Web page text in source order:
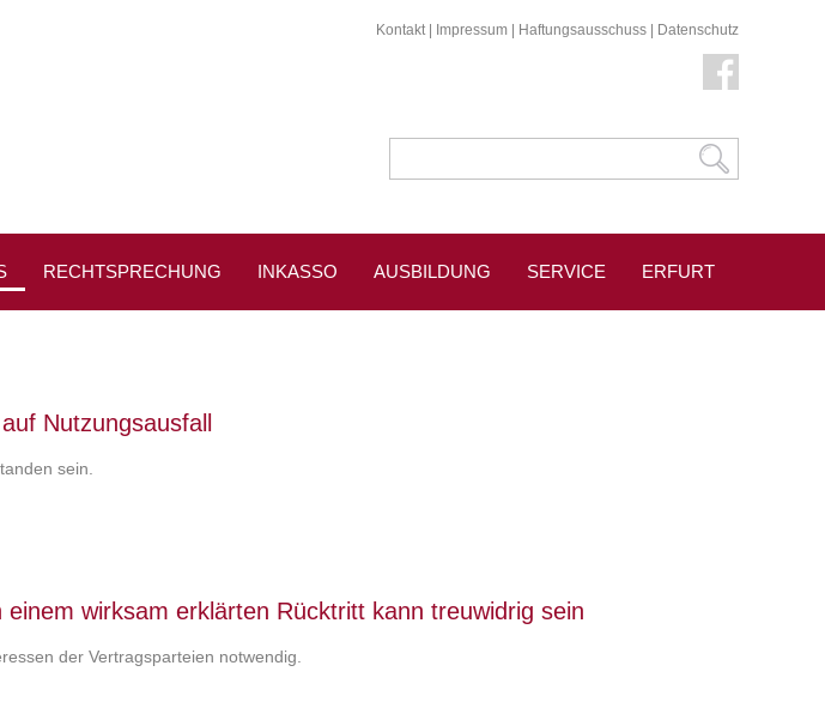
Kontakt| Impressum Haftungsausschuss Datenschutz
RECHTSPRECHUNG INKASSO AUSBILDUNG SERVICE ERFURT
Nutzungsausfall
sein.
wirksam erklärten Rücktritt kann treuwidrig sein
der Vertragsparteien notwendig.